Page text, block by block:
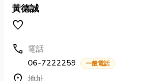
黃德誠
favorite
call 電話
06-7222259
一般電話